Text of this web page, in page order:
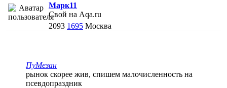
Марк11
Свой на Aqa.ru
2093 1695 Москва
ПуМезан
рынок скорее жив, спишем малочисленность на
псевдопраздник